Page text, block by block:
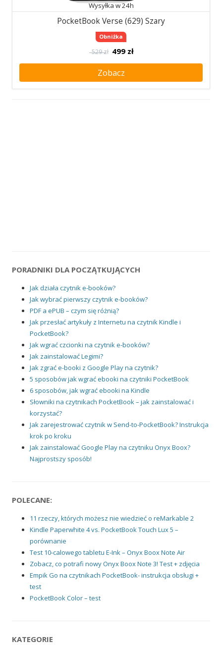
Wysyłka w 24h
PocketBook Verse (629) Szary
Obniżka
529 zł 499 zł
Zobacz
PORADNIKI DLA POCZĄTKUJĄCYCH
Jak działa czytnik e-booków?
Jak wybrać pierwszy czytnik e-booków?
PDF a ePUB – czym się różnią?
Jak przesłać artykuły z Internetu na czytnik Kindle i
PocketBook?
Jak wgrać czcionki na czytnik e-booków?
Jak zainstalować Legimi?
Jak zgrać e-booki z Google Play na czytnik?
5 sposobów jak wgrać ebooki na czytniki PocketBook
6 sposobów, jak wgrać ebooki na Kindle
Słowniki na czytnikach PocketBook – jak zainstalować i
korzystać?
Jak zarejestrować czytnik w Send-to-PocketBook? Instrukcja
krok po kroku
Jak zainstalować Google Play na czytniku Onyx Boox?
Najprostszy sposób!
POLECANE:
11 rzeczy, których możesz nie wiedzieć o reMarkable 2
Kindle Paperwhite 4 vs. PocketBook Touch Lux 5 –
porównanie
Test 10-calowego tabletu E-Ink – Onyx Boox Note Air
Zobacz, co potrafi nowy Onyx Boox Note 3! Test + zdjęcia
Empik Go na czytnikach PocketBook- instrukcja obsługi +
test
PocketBook Color – test
KATEGORIE